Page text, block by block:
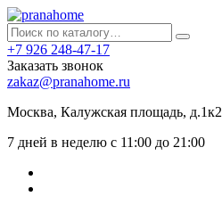
+7 926 248-47-17
Заказать звонок
zakaz@pranahome.ru
Москва, Калужская площадь, д.1к2
7 дней в неделю с 11:00 до 21:00